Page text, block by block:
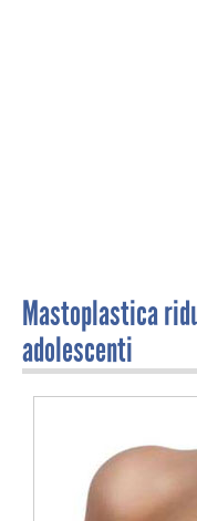
Mastoplastica
adolescenti